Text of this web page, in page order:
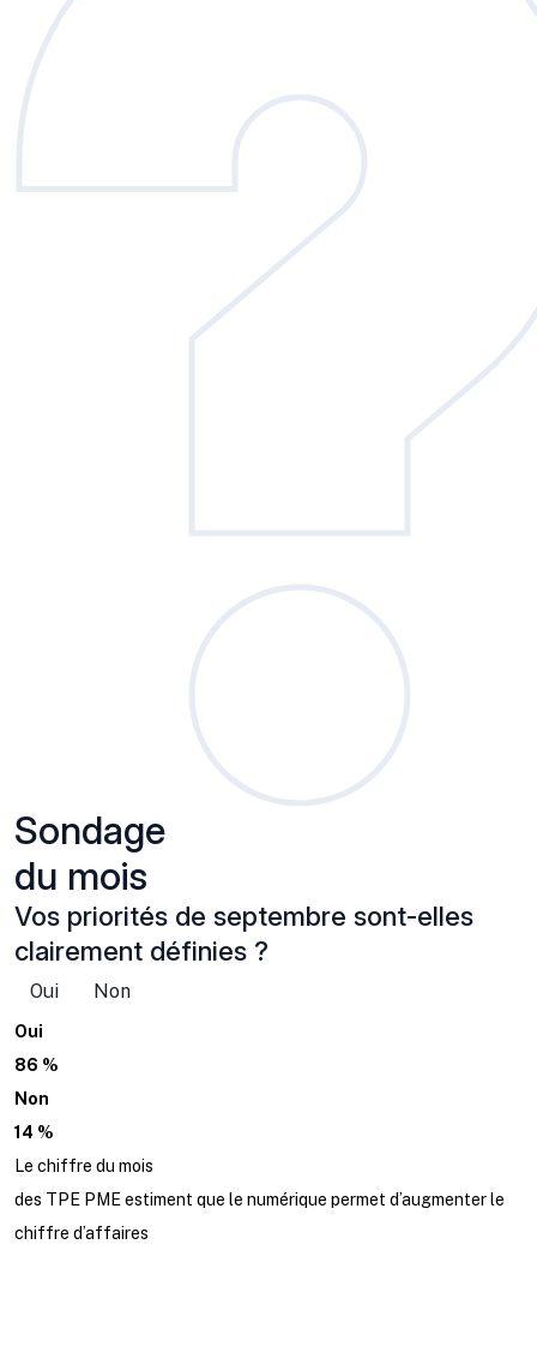
Sondage
du mois
Vos priorités de septembre sont-elles
clairement définies ?
Oui Non
Oui
86 %
Non
14 %
Le chiffre du mois
des TPE PME estiment que le numérique permet d’augmenter le
chiffre d’affaires